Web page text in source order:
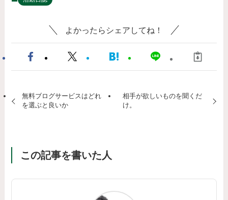
よかったらシェアしてね！
無料ブログサービスはどれ
を選ぶと良いか
相手が欲しいものを聞くだ
け。
この記事を書いた人